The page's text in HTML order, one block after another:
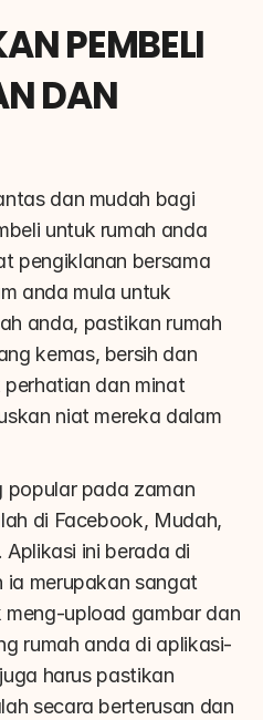
PEMBELI
DAN
dan mudah bagi
untuk rumah anda
pengiklanan bersama
anda mula untuk
anda, pastikan rumah
kemas, bersih dan
dan minat
niat mereka dalam
popular pada zaman
di Facebook, Mudah,
ini berada di
merupakan sangat
upload gambar dan
rumah anda di aplikasi-
harus pastikan
secara berterusan dan